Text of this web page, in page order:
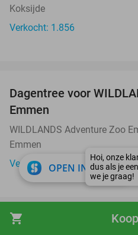
shopping_cart
Koksijde
Verkocht: 1.856
Dagentree voor
Emmen
WILDLANDS Adventure Zoo
Emmen
Verkocht: 19.182
Entree Pakawi Park
OPEN IN APP close